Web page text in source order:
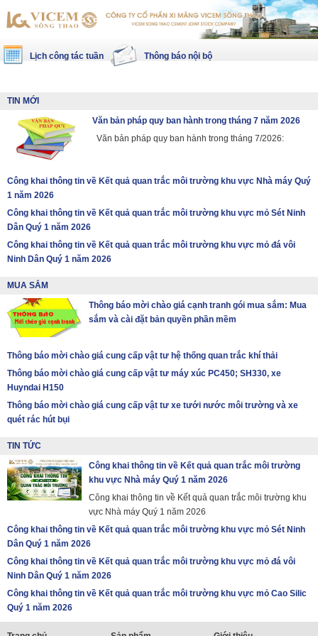
Lịch công tác tuần Thông báo nội bộ
TIN MỚI
Văn bản pháp quy ban hành trong tháng 7 năm 2026
Văn bản pháp quy ban hành trong tháng 7/2026:
Công khai thông tin về Kết quả quan trắc môi trường khu vực Nhà máy Quý
1 năm 2026
Công khai thông tin về Kết quả quan trắc môi trường khu vực mỏ Sét Ninh
Dân Quý 1 năm 2026
Công khai thông tin về Kết quả quan trắc môi trường khu vực mỏ đá vôi
Ninh Dân Quý 1 năm 2026
MUA SẮM
Thông báo mời chào giá cạnh tranh gói mua sắm: Mua
sắm và cài đặt bản quyền phần mềm
Thông báo mời chào giá cung cấp vật tư hệ thống quan trắc khí thải
Thông báo mời chào giá cung cấp vật tư máy xúc PC450; SH330, xe
Huyndai H150
Thông báo mời chào giá cung cấp vật tư xe tưới nước môi trường và xe
quét rác hút bụi
TIN TỨC
Công khai thông tin về Kết quả quan trắc môi trường
khu vực Nhà máy Quý 1 năm 2026
Công khai thông tin về Kết quả quan trắc môi trường khu
vực Nhà máy Quý 1 năm 2026
Công khai thông tin về Kết quả quan trắc môi trường khu vực mỏ Sét Ninh
Dân Quý 1 năm 2026
Công khai thông tin về Kết quả quan trắc môi trường khu vực mỏ đá vôi
Ninh Dân Quý 1 năm 2026
Công khai thông tin về Kết quả quan trắc môi trường khu vực mỏ Cao Silic
Quý 1 năm 2026